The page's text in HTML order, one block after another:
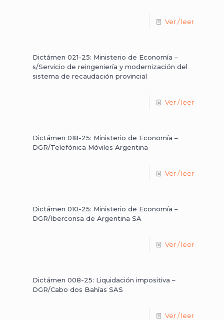
Ver / leer
Dictámen 021-25: Ministerio de Economía –
s/Servicio de reingeniería y modernización del
sistema de recaudación provincial
Ver / leer
Dictámen 018-25: Ministerio de Economía –
DGR/Telefónica Móviles Argentina
Ver / leer
Dictámen 010-25: Ministerio de Economía –
DGR/Iberconsa de Argentina SA
Ver / leer
Dictámen 008-25: Liquidación impositiva –
DGR/Cabo dos Bahías SAS
Ver / leer